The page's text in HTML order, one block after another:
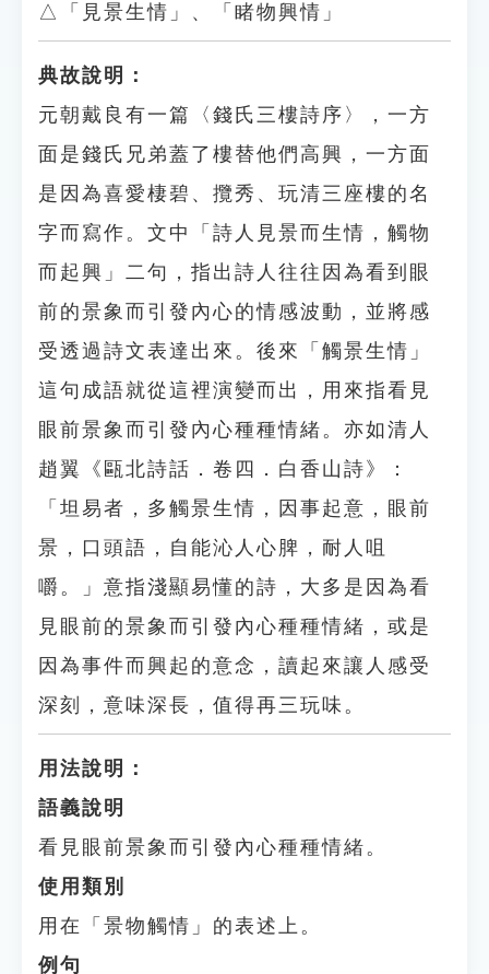
△「見景生情」、「睹物興情」
典故說明：
元朝戴良有一篇〈錢氏三樓詩序〉，一方
面是錢氏兄弟蓋了樓替他們高興，一方面
是因為喜愛棲碧、攬秀、玩清三座樓的名
字而寫作。文中「詩人見景而生情，觸物
而起興」二句，指出詩人往往因為看到眼
前的景象而引發內心的情感波動，並將感
受透過詩文表達出來。後來「觸景生情」
這句成語就從這裡演變而出，用來指看見
眼前景象而引發內心種種情緒。亦如清人
趙翼《甌北詩話．卷四．白香山詩》：
「坦易者，多觸景生情，因事起意，眼前
景，口頭語，自能沁人心脾，耐人咀
嚼。」意指淺顯易懂的詩，大多是因為看
見眼前的景象而引發內心種種情緒，或是
因為事件而興起的意念，讀起來讓人感受
深刻，意味深長，值得再三玩味。
用法說明：
語義說明
看見眼前景象而引發內心種種情緒。
使用類別
用在「景物觸情」的表述上。
例句